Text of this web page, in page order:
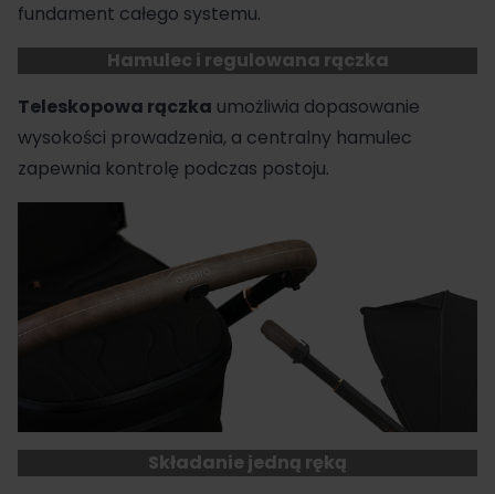
fundament całego systemu.
Hamulec i regulowana rączka
Teleskopowa rączka umożliwia dopasowanie
wysokości prowadzenia, a centralny hamulec
zapewnia kontrolę podczas postoju.
Składanie jedną ręką